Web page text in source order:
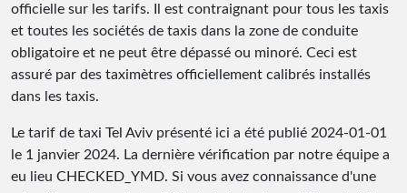
officielle sur les tarifs. Il est contraignant pour tous les taxis
et toutes les sociétés de taxis dans la zone de conduite
obligatoire et ne peut être dépassé ou minoré. Ceci est
assuré par des taximètres officiellement calibrés installés
dans les taxis.
Le tarif de taxi Tel Aviv présenté ici a été publié 2024-01-01
le 1 janvier 2024. La dernière vérification par notre équipe a
eu lieu CHECKED_YMD. Si vous avez connaissance d'une